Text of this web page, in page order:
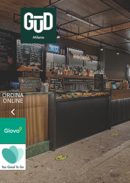
ORDINA
ONLINE